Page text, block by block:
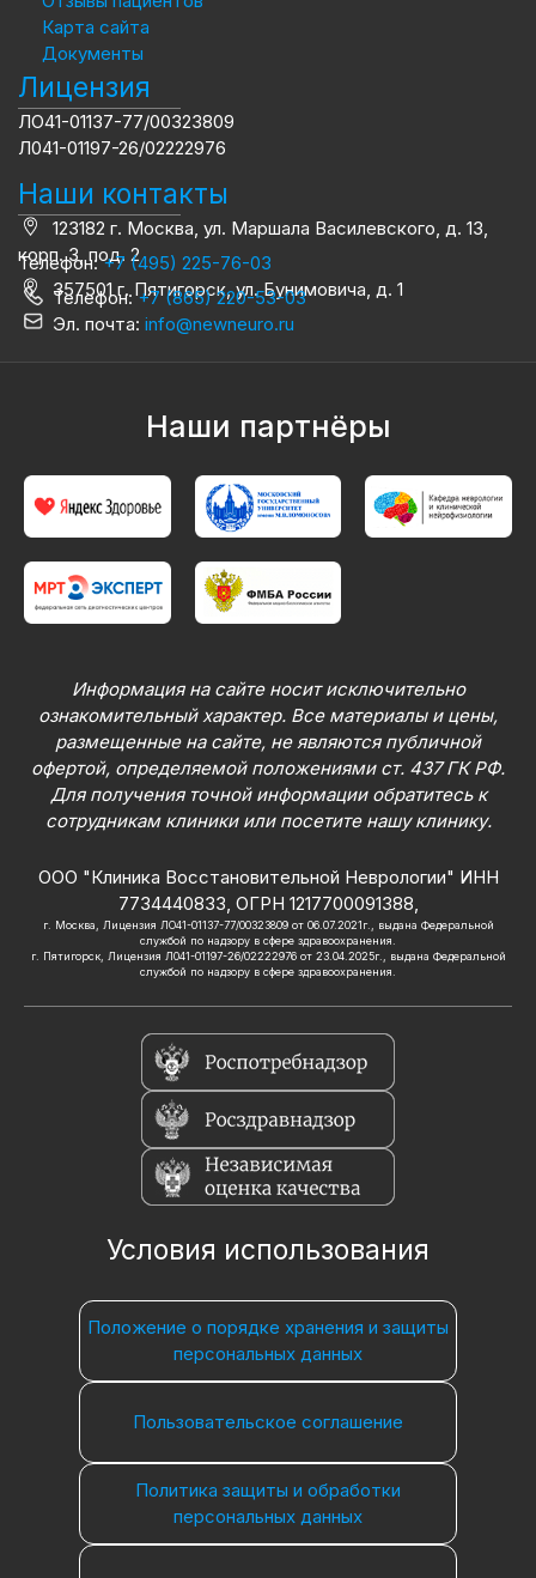
Карта сайта
Документы
Лицензия
ЛО41-01137-77/00323809
Л041-01197-26/02222976
Наши контакты
123182 г. Москва, ул. Маршала Василевского, д. 13,
корп. 3, под. 2
Телефон:+7 (495) 225-76-03
357501 г. Пятигорск, ул. Бунимовича, д. 1
Телефон:+7 (865) 220-53-03
Эл. почта: info@newneuro.ru
Наши партнёры
Информация на сайте носит исключительно
ознакомительный характер. Все материалы и цены,
размещенные на сайте, не являются публичной
офертой, определяемой положениями ст. 437 ГК РФ.
Для получения точной информации обратитесь к
сотрудникам клиники или посетите нашу клинику.
ООО "Клиника Восстановительной Неврологии" ИНН
7734440833, ОГРН 1217700091388,
г. Москва, Лицензия ЛО41-01137-77/00323809 от 06.07.2021г., выдана Федеральной
службой по надзору в сфере здравоохранения.
г. Пятигорск, Лицензия Л041-01197-26/02222976 от 23.04.2025г., выдана Федеральной
службой по надзору в сфере здравоохранения.
Условия использования
Положение о порядке хранения и защиты
персональных данных
Пользовательское соглашение
Политика защиты и обработки
персональных данных